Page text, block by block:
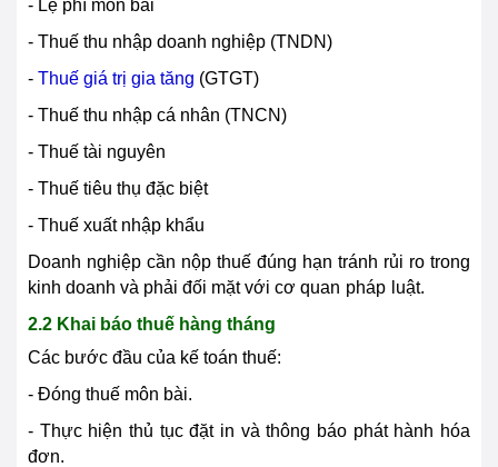
- Lệ phí môn bài
- Thuế thu nhập doanh nghiệp (TNDN)
- Thuế giá trị gia tăng (GTGT)
- Thuế thu nhập cá nhân (TNCN)
- Thuế tài nguyên
- Thuế tiêu thụ đặc biệt
- Thuế xuất nhập khẩu
Doanh nghiệp cần nộp thuế đúng hạn tránh rủi ro trong
kinh doanh và phải đối mặt với cơ quan pháp luật.
2.2 Khai báo thuế hàng tháng
Các bước đầu của kế toán thuế:
- Đóng thuế môn bài.
- Thực hiện thủ tục đặt in và thông báo phát hành hóa
đơn.